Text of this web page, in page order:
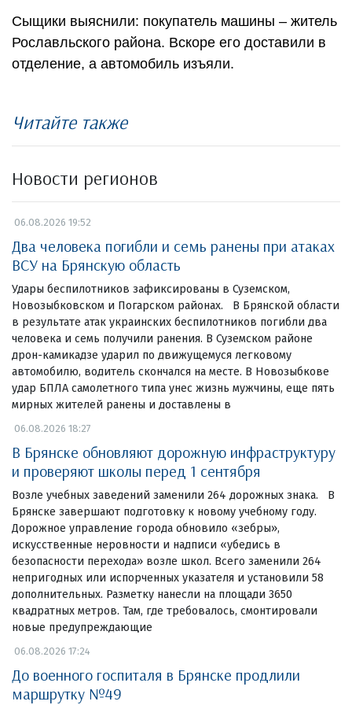
Сыщики выяснили: покупатель машины – житель
Рославльского района. Вскоре его доставили в
отделение, а автомобиль изъяли.
Читайте также
Новости регионов
06.08.2026 19:52
Два человека погибли и семь ранены при атаках
ВСУ на Брянскую область
Удары беспилотников зафиксированы в Суземском,
Новозыбковском и Погарском районах. В Брянской области
в результате атак украинских беспилотников погибли два
человека и семь получили ранения. В Суземском районе
дрон-камикадзе ударил по движущемуся легковому
автомобилю, водитель скончался на месте. В Новозыбкове
удар БПЛА самолетного типа унес жизнь мужчины, еще пять
мирных жителей ранены и доставлены в
06.08.2026 18:27
В Брянске обновляют дорожную инфраструктуру
и проверяют школы перед 1 сентября
Возле учебных заведений заменили 264 дорожных знака. В
Брянске завершают подготовку к новому учебному году.
Дорожное управление города обновило «зебры»,
искусственные неровности и надписи «убедись в
безопасности перехода» возле школ. Всего заменили 264
непригодных или испорченных указателя и установили 58
дополнительных. Разметку нанесли на площади 3650
квадратных метров. Там, где требовалось, смонтировали
новые предупреждающие
06.08.2026 17:24
До военного госпиталя в Брянске продлили
маршрутку №49